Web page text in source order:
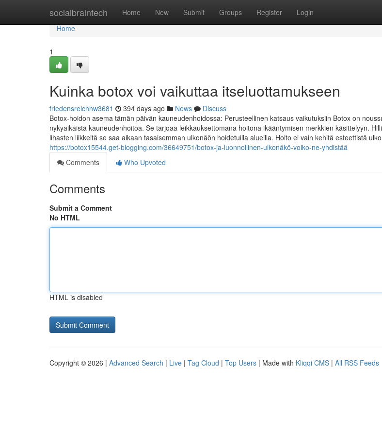
socialbraintech Home New Submit Groups Register Login
Home
Home
1
Kuinka botox voi vaikuttaa itseluottamukseen
friedensreichhw3681 394 days ago News
Discuss
Botox-hoidon asema tämän päivän kauneudenhoidossa: Perusteellinen katsaus vaikutuksiin Botox on
nykyaikaista kauneudenhoitoa. Se tarjoaa leikkauksettomana hoitona ikääntymisen merkkien käsittelyyn.
lihasten liikkeitä se saa aikaan tasaisemman ulkonäön hoidetuilla alueilla. Hoito ei vain kehitä esteettistä
https://botox15544.get-blogging.com/36649751/botox-ja-luonnollinen-ulkonäkö-voiko-ne-yhdistää
Comments
Who Upvoted
Comments
Submit a Comment
No HTML
HTML is disabled
Copyright © 2026 | Advanced Search | Live | Tag Cloud | Top Users | Made with Kliqqi CMS | All RSS Feeds